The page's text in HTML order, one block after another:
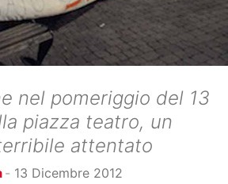
nel pomeriggio del 13
piazza teatro, un
attentato
- 13 Dicembre 2012